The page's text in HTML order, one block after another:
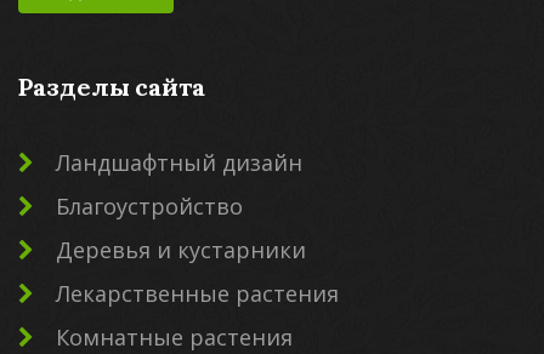
Разделы сайта
Ландшафтный дизайн
Благоустройство
Деревья и кустарники
Лекарственные растения
Комнатные растения